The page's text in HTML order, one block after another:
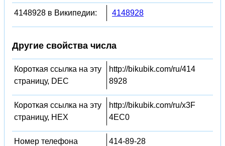
4148928 в Википедии: 4148928
Другие свойства числа
Короткая ссылка на эту
страницу, DEC
http://bikubik.com/ru/414
8928
Короткая ссылка на эту
страницу, HEX
http://bikubik.com/ru/x3F
4EC0
Номер телефона 414-89-28